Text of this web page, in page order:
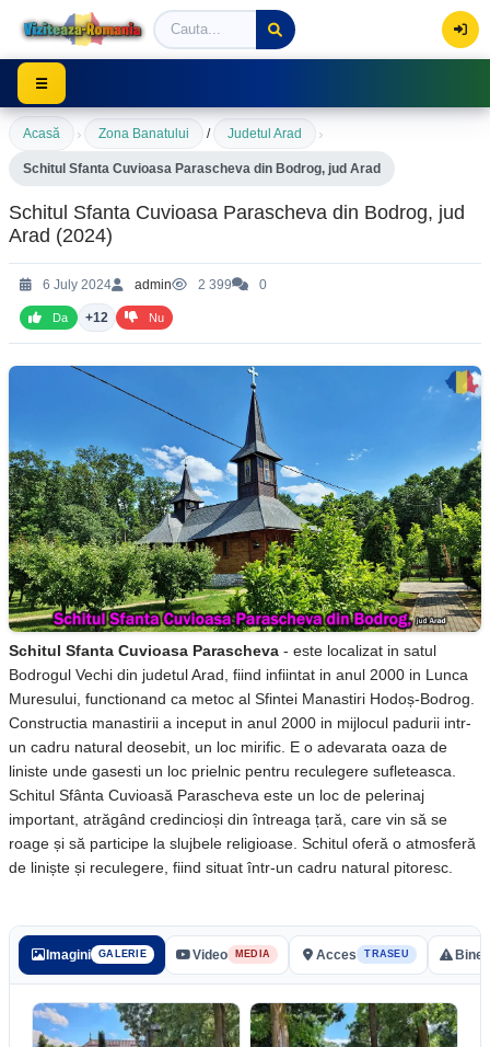
Viziteaza Romania | Obiective Turistice | Trasee
☰
Acasă › Zona Banatului / Judetul Arad ›
Schitul Sfanta Cuvioasa Parascheva din Bodrog, jud Arad
Schitul Sfanta Cuvioasa Parascheva din Bodrog, jud
Arad (2024)
6 July 2024 admin 2 399 0
Da +12 Nu
Schitul Sfanta Cuvioasa Parascheva - este localizat in satul
Bodrogul Vechi din judetul Arad, fiind infiintat in anul 2000 in Lunca
Muresului, functionand ca metoc al Sfintei Manastiri Hodoș-Bodrog.
Constructia manastirii a inceput in anul 2000 in mijlocul padurii intr-
un cadru natural deosebit, un loc mirific. E o adevarata oaza de
liniste unde gasesti un loc prielnic pentru reculegere sufleteasca.
Schitul Sfânta Cuvioasă Parascheva este un loc de pelerinaj
important, atrăgând credincioși din întreaga țară, care vin să se
roage și să participe la slujbele religioase. Schitul oferă o atmosferă
de liniște și reculegere, fiind situat într-un cadru natural pitoresc.
Imagini GALERIE Video MEDIA Acces TRASEU Bine